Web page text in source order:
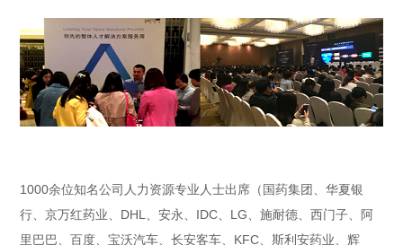
1000余位知名公司人力资源专业人士出席（国药集团、华夏银
行、京万红药业、DHL、安永、IDC、LG、施耐德、西门子、阿
里巴巴、百度、宝沃汽车、长安客车、KFC、斯利安药业、辉